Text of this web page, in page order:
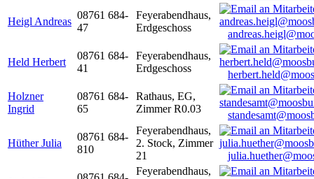
Heigl Andreas
08761 684-
47
Feyerabendhaus,
Erdgeschoss
Held Herbert
08761 684-
41
Feyerabendhaus,
Erdgeschoss
Holzner
Ingrid
08761 684-
65
Rathaus, EG,
Zimmer R0.03
Hüther Julia
08761 684-
810
Feyerabendhaus,
2. Stock, Zimmer
21
Feyerabendhaus,